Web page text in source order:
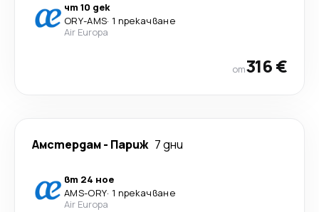
чт 10 дек
ORY-AMS· 1 прекачване
Air Europa
от316 €
Амстердам- Париж 7 дни
вт 24 ное
AMS-ORY· 1 прекачване
Air Europa